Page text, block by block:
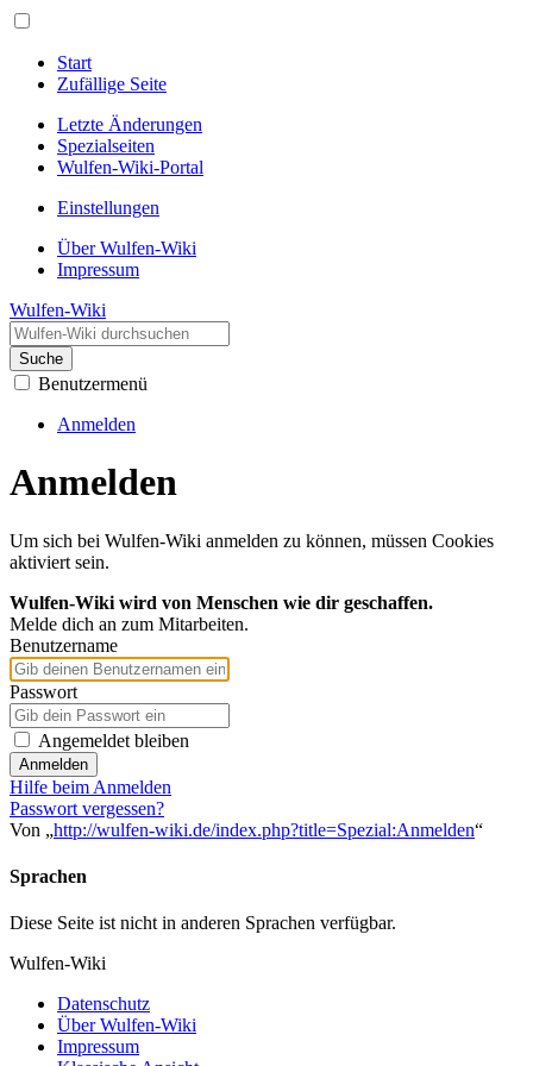
Start
Zufällige Seite
Letzte Änderungen
Spezialseiten
Wulfen-Wiki-Portal
Einstellungen
Über Wulfen-Wiki
Impressum
Wulfen-Wiki
Suche
Benutzermenü
Anmelden
Anmelden
Um sich bei Wulfen-Wiki anmelden zu können, müssen Cookies
aktiviert sein.
Wulfen-Wiki wird von Menschen wie dir geschaffen.
Melde dich an zum Mitarbeiten.
Benutzername
Passwort
Angemeldet bleiben
Anmelden
Hilfe beim Anmelden
Passwort vergessen?
Von „http://wulfen-wiki.de/index.php?title=Spezial:Anmelden“
Sprachen
Diese Seite ist nicht in anderen Sprachen verfügbar.
Wulfen-Wiki
Datenschutz
Über Wulfen-Wiki
Impressum